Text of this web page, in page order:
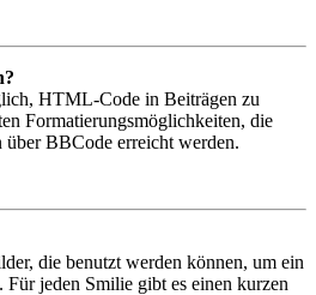
HTML-Code in Beiträgen zu
Formatierungsmöglichkeiten, die
BBCode erreicht werden.
die benutzt werden können, um ein
Für jeden Smilie gibt es einen kurzen